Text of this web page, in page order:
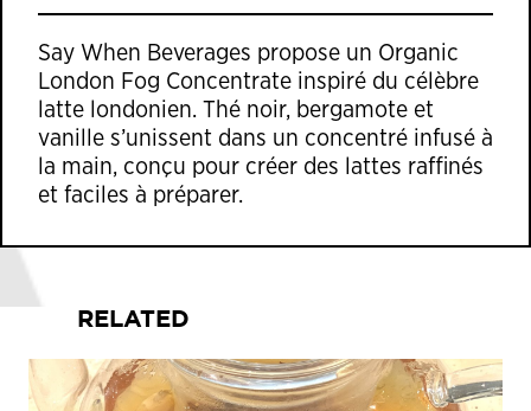
Say When Beverages propose un Organic
London Fog Concentrate inspiré du célèbre
latte londonien. Thé noir, bergamote et
vanille s’unissent dans un concentré infusé à
la main, conçu pour créer des lattes raffinés
et faciles à préparer.
RELATED